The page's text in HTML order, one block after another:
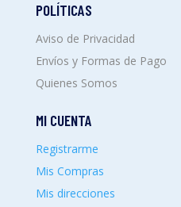
POLÍTICAS
Aviso de Privacidad
Envíos y Formas de Pago
Quienes Somos
MI CUENTA
Registrarme
Mis Compras
Mis direcciones